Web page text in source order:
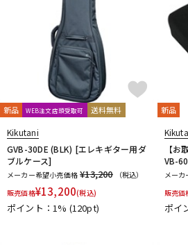
新品 WEB注文店頭受取可 送料無料
Kikutani
GVB-30DE (BLK) [エレキギター用ダ
ブルケース]
メーカー希望小売価格 ¥13,200
（税込）
販売価格¥13,200(税込)
ポイント：1% (120pt)
新品
【
VB-
メーカ
販売価
ポイ